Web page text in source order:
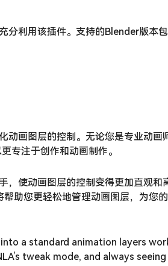
分利用该插件。支持的Blender版本
画图层的控制。无论您是专业动画
专注于创作和动画制作。
使动画图层的控制变得更加直观和
助您更轻松地管理动画图层，为您
a standard animation layers
tweak mode, and always seeing